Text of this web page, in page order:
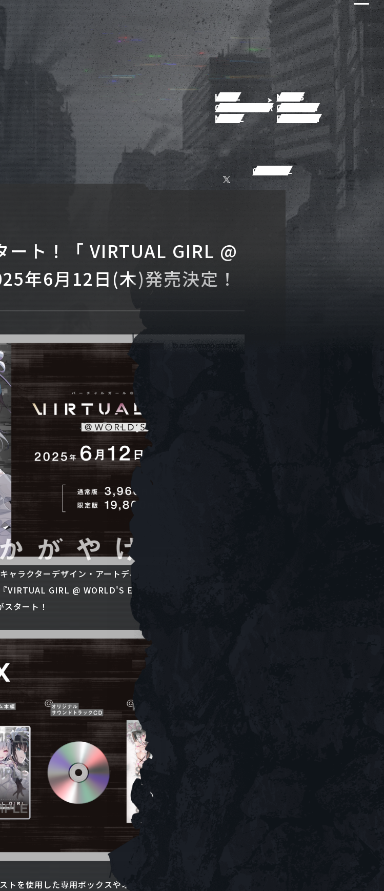
HOME
NEWS
CHARACTER GALLERY
MOVIE
PRODUCT
OFFICIAL
ト！「 VIRTUAL GIRL @
年6月12日(木)発売決定！
ャラクターデザイン・アートディレクターの信澤収×ブシロ
VIRTUAL GIRL @ WORLD'S END』の発売日が2025年6月
タート！
を使用した専用ボックスやオリジナルサウンドトラック